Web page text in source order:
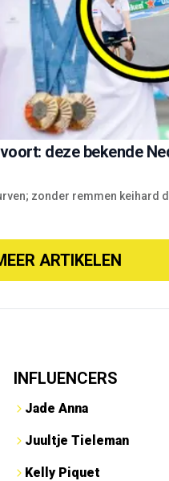
deze bekende
zonder remmen keihard
ARTIKELEN
INFLUENCERS
Jade Anna
Juultje Tieleman
Kelly Piquet